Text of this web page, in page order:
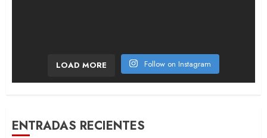
LOAD MORE Follow on Instagram
ENTRADAS RECIENTES